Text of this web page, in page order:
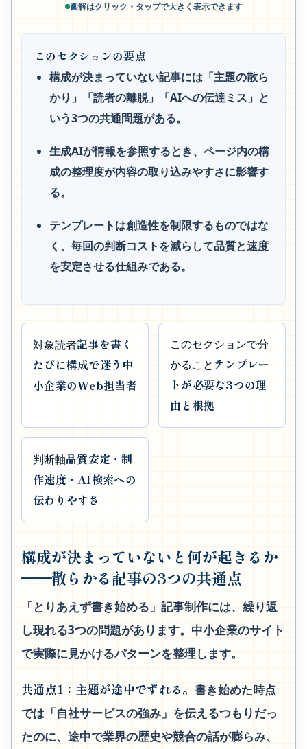
図解はクリック・タップで大きく表示できます
このセクションの要点
構成が決まっていない記事には「主題の散ら
かり」「読者の離脱」「AIへの伝達ミス」と
いう3つの共通問題がある。
生成AIが情報を参照するとき、ページ内の構
成の整理度が内容の取り込みやすさに影響す
る。
テンプレートは創造性を制限するものではな
く、毎回の判断コストを減らして品質と速度
を安定させる仕組みである。
対象読者記事を書く
たびに構成で迷う中
小企業のWeb担当者
このセクションで分
かること テンプレー
トが必要な3つの理
由と根拠
判断軸品質安定・制
作速度・AI検索への
伝わりやすさ
構成が決まっていないと何が起きるか
──散らかる記事の3つの共通点
「とりあえず書き始める」記事制作には、繰り返
し現れる3つの問題があります。中小企業のサイト
で実際に見かけるパターンを整理します。
共通点1：主題が途中でずれる。 書き始めた時点
では「自社サービスの強み」を伝えるつもりだっ
たのに、途中で業界の歴史や競合の話が膨らみ、